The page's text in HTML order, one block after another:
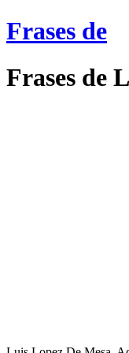
Frases de
Frases de